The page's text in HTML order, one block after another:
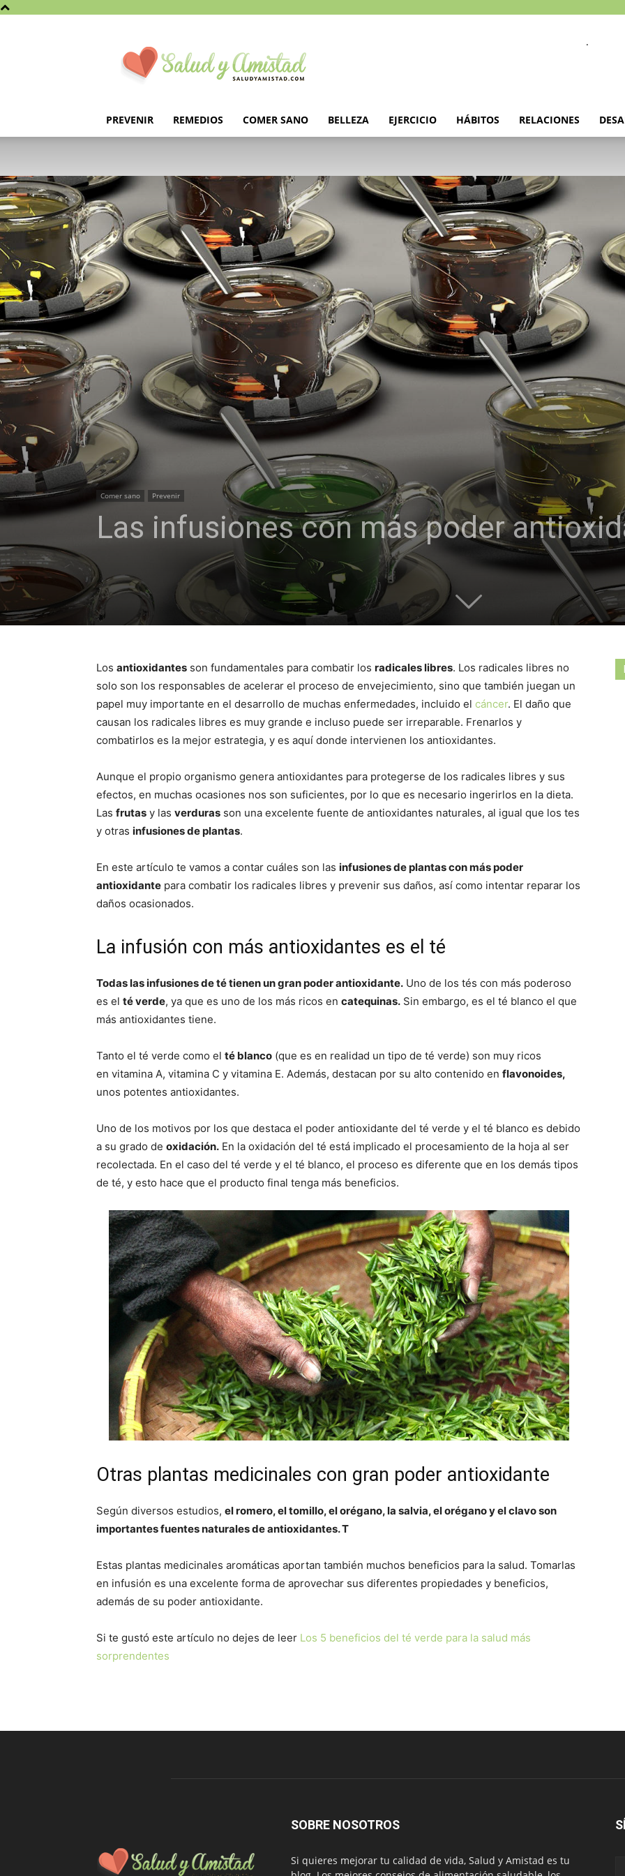
.
PREVENIR REMEDIOS COMER SANO BELLEZA EJERCICIO HÁBITOS RELACIONES
Comer sano Prevenir
Las infusiones con más poder
Los antioxidantes son fundamentales para combatir los radicales libres. Los radicales libres no
solo son los responsables de acelerar el proceso de envejecimiento, sino que también juegan un
papel muy importante en el desarrollo de muchas enfermedades, incluido el cáncer. El daño que
causan los radicales libres es muy grande e incluso puede ser irreparable. Frenarlos y
combatirlos es la mejor estrategia, y es aquí donde intervienen los antioxidantes.
Aunque el propio organismo genera antioxidantes para protegerse de los radicales libres y sus
efectos, en muchas ocasiones nos son suficientes, por lo que es necesario ingerirlos en la dieta.
Las frutas y las verduras son una excelente fuente de antioxidantes naturales, al igual que los tes
y otras infusiones de plantas.
En este artículo te vamos a contar cuáles son las infusiones de plantas con más poder
antioxidante para combatir los radicales libres y prevenir sus daños, así como intentar reparar los
daños ocasionados.
La infusión con más antioxidantes es el té
Todas las infusiones de té tienen un gran poder antioxidante. Uno de los tés con más poderoso
es el té verde, ya que es uno de los más ricos en catequinas. Sin embargo, es el té blanco el que
más antioxidantes tiene.
Tanto el té verde como el té blanco (que es en realidad un tipo de té verde) son muy ricos
en vitamina A, vitamina C y vitamina E. Además, destacan por su alto contenido en flavonoides,
unos potentes antioxidantes.
Uno de los motivos por los que destaca el poder antioxidante del té verde y el té blanco es debido
a su grado de oxidación. En la oxidación del té está implicado el procesamiento de la hoja al ser
recolectada. En el caso del té verde y el té blanco, el proceso es diferente que en los demás tipos
de té, y esto hace que el producto final tenga más beneficios.
Otras plantas medicinales con gran poder antioxidante
Según diversos estudios, el romero, el tomillo, el orégano, la salvia, el orégano y el clavo son
importantes fuentes naturales de antioxidantes. T
Estas plantas medicinales aromáticas aportan también muchos beneficios para la salud. Tomarlas
en infusión es una excelente forma de aprovechar sus diferentes propiedades y beneficios,
además de su poder antioxidante.
Si te gustó este artículo no dejes de leer Los 5 beneficios del té verde para la salud más
sorprendentes
SOBRE NOSOTROS
Si quieres mejorar tu calidad de vida, Salud y Amistad es tu